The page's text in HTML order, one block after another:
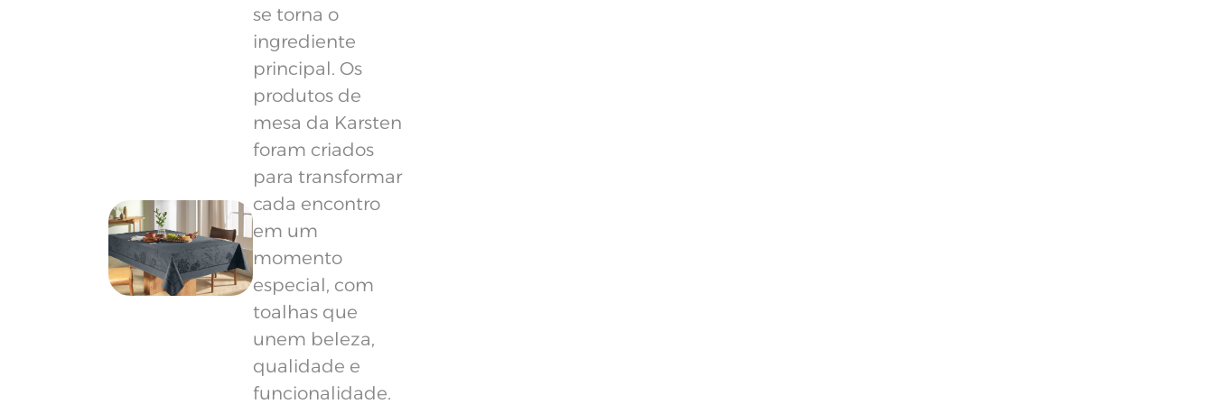
se torna o
ingrediente
principal. Os
produtos de
mesa da Karsten
foram criados
para transformar
cada encontro
em um
momento
especial, com
toalhas que
unem beleza,
qualidade e
funcionalidade.